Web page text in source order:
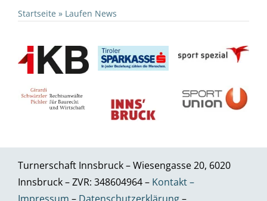
Startseite » Laufen News
Turnerschaft Innsbruck – Wiesengasse 20, 6020
Innsbruck – ZVR: 348604964 – Kontakt –